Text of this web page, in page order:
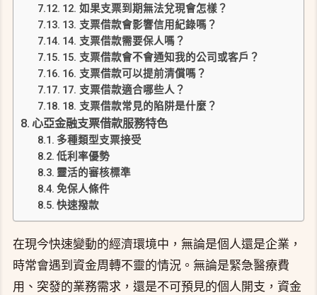
12. 如果支票到期無法兌現會怎樣？
13. 支票借款會影響信用紀錄嗎？
14. 支票借款需要保人嗎？
15. 支票借款會不會通知我的公司或客戶？
16. 支票借款可以提前清償嗎？
17. 支票借款適合哪些人？
18. 支票借款常見的陷阱是什麼？
心亞金融支票借款服務特色
多種類型支票接受
低利率優勢
靈活的審核標準
免保人條件
快速撥款
在現今快速變動的經濟環境中，無論是個人還是企業，
時常會遇到資金周轉不靈的情況。無論是緊急醫療費
用、突發的業務需求，還是不可預見的個人開支，資金